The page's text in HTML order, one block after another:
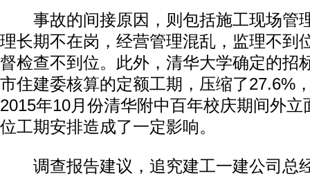
事故的间接原因，则包括施工现场管
理长期不在岗，经营管理混乱，监理不到
督检查不到位。此外，清华大学确定的招
市住建委核算的定额工期，压缩了27.6%
2015年10月份清华附中百年校庆期间外立
位工期安排造成了一定影响。
调查报告建议，追究建工一建公司总